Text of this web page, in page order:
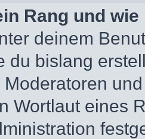
Rang und
deinem
du bislang
Wortlaut eines